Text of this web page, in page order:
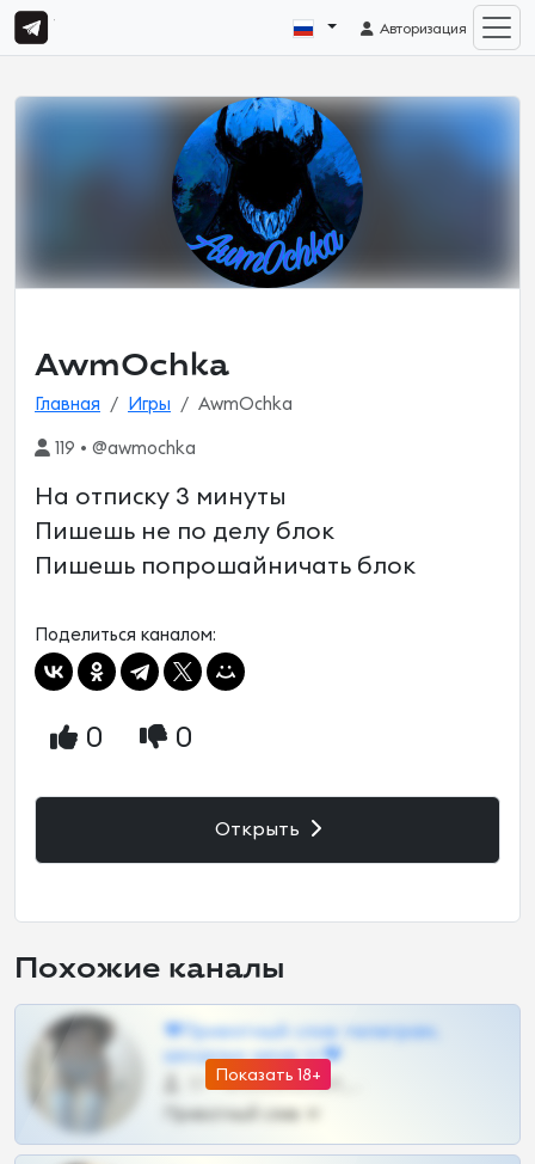
Авторизация
AwmOchka
Главная Игры AwmOchka
119 • @awmochka
На отписку 3 минуты
Пишешь не по делу блок
Пишешь попрошайничать блок
Поделиться каналом:
0 0
Открыть
Похожие каналы
Показать 18+
❤Приватный слив телеграм,
шкодных шкур тг❤
57 •
Приватный слив тг